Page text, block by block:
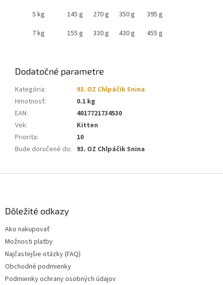
5 kg
145 g 270 g 350 g
395 g
7 kg
155 g 330 g 430 g 455 g
Dodatočné parametre
Kategória:
93. OZ Chlpáčik Snina
Hmotnosť:
0.1 kg
EAN:
4017721734530
Vek:
Kitten
Priorita:
10
Bude doručené do: 93. OZ Chlpáčik Snina
Dôležité odkazy
Ako nakupovať
Možnosti platby
Najčastejšie otázky (FAQ)
Obchodné podmienky
Podmienky ochrany osobných údajov